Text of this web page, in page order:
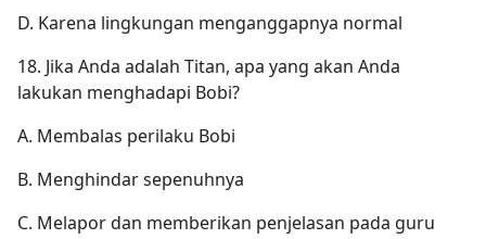
D. Karena lingkungan menganggapnya normal
18. Jika Anda adalah Titan, apa yang akan Anda
lakukan menghadapi Bobi?
A. Membalas perilaku Bobi
B. Menghindar sepenuhnya
C. Melapor dan memberikan penjelasan pada guru